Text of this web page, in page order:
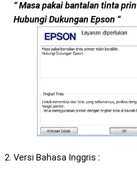
“ Masa pakai bantalan tinta
Hubungi Dukungan Epson “
Versi Bahasa Inggris :